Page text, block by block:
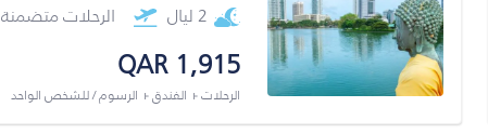
2 ليال الرحلات متضمنة
QAR 1,915
الرحلات + الفندق + الرسوم / للشخص الواحد